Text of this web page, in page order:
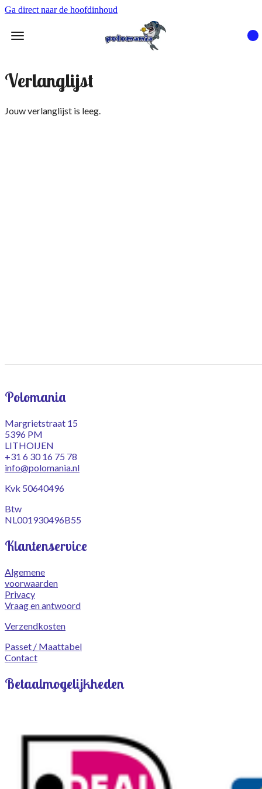
Ga direct naar de hoofdinhoud
Verlanglijst
Jouw verlanglijst is leeg.
Polomania
Margrietstraat 15
5396 PM
LITHOIJEN
+31 6 30 16 75 78
info@polomania.nl
Kvk 50640496
Btw
NL001930496B55
Klantenservice
Algemene
voorwaarden
Privacy
Vraag en antwoord
Verzendkosten
Passet / Maattabel
Contact
Betaalmogelijkheden